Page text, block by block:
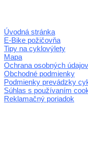
Úvodná stránka
E-Bike požičovňa
Tipy na cyklovýlety
Mapa
Ochrana osobných údajov
Obchodné podmienky
Podmienky prevádzky
Súhlas s používaním
Reklamačný poriadok